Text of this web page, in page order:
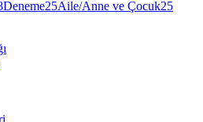
Deneme25Aile/Anne ve Çocuk25